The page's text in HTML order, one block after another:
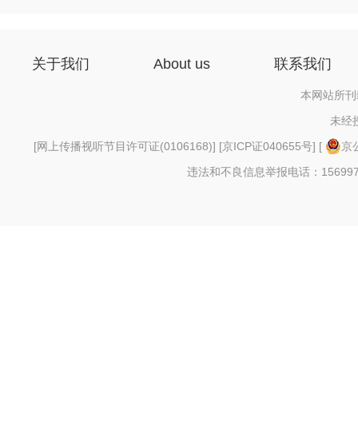
关于我们 About us 联系我们
本网站所
未经
[网上传播视听节目许可证(0106168)] [京ICP证040655号] [
京
违法和不良信息举报电话：